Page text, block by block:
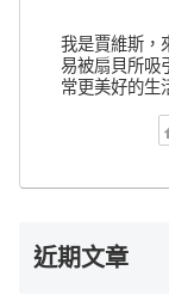
我是賈維斯，
易被扇貝所吸
常更美好的生
近期文章